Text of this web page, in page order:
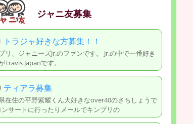
ジャニ友募集
トラジャ好きな方募集！！
リ、ジャニーズJr.のファンです。 Jr.の中で一番好き
Travis Japanです。
ティアラ募集
在住の平野紫耀くん大好きなover40のさちしょうで
ンサートに行ったりメールでキンプリの